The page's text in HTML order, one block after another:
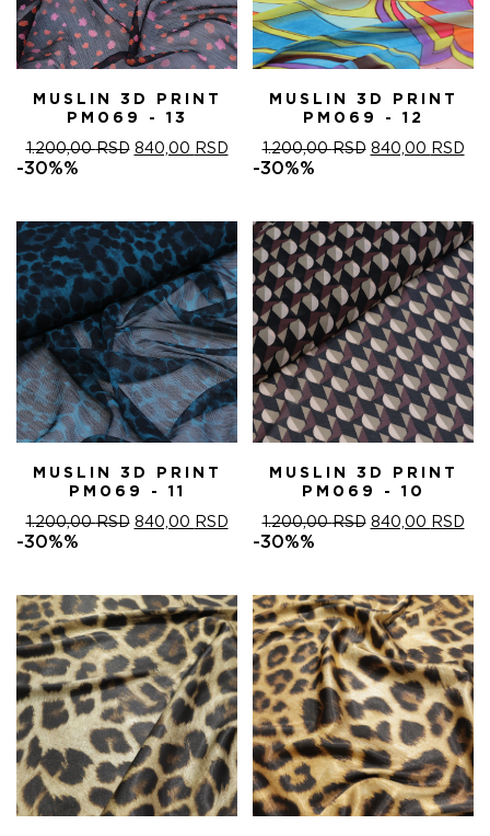
MUSLIN 3D PRINT
PM069 - 13
1.200,00RSD ОРИГИНАЛНА
1.200,00 RSD.
840,00 RSDТРЕНУТНА
ЦЕНА
-30%%
MUSLIN 3D PRINT
PM069 - 12
1.200,00RSD ОРИГИНАЛНА
1.200,00 RSD.
840,00 RSD
-30%%
MUSLIN 3D PRINT
PM069 - 11
1.200,00RSD ОРИГИНАЛНА
1.200,00 RSD.
840,00 RSDТРЕНУТНА
ЦЕНА
-30%%
MUSLIN 3D PRINT
PM069 - 10
1.200,00RSD ОРИГИНАЛНА
1.200,00 RSD.
840,00 RSD
-30%%